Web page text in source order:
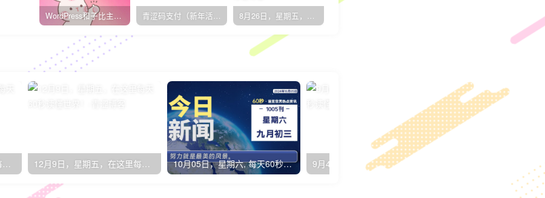
WordPress和子比主题模板&网站美化方法教程-已更新到:23-01-8 青涩码支付（新年活动） 8月26日，星期五，在这里每天60秒读懂世界！
10月05日，星期六, 每天60秒读懂全世界！